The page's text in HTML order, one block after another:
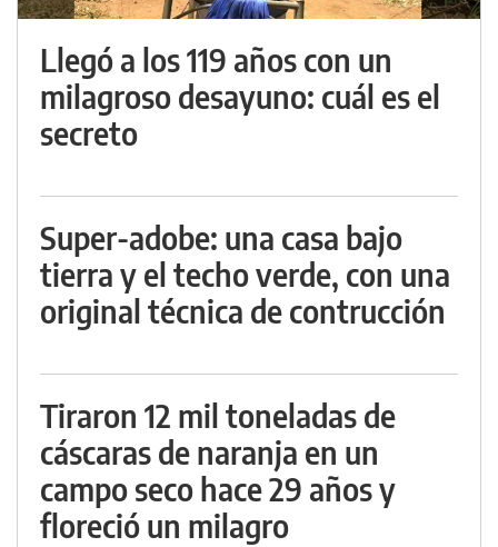
Llegó a los 119 años con un
milagroso desayuno: cuál es el
secreto
Super-adobe: una casa bajo
tierra y el techo verde, con una
original técnica de contrucción
Tiraron 12 mil toneladas de
cáscaras de naranja en un
campo seco hace 29 años y
floreció un milagro